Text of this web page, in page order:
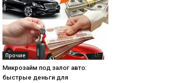
Прочие
Микрозайм под залог авто:
быстрые деньги для